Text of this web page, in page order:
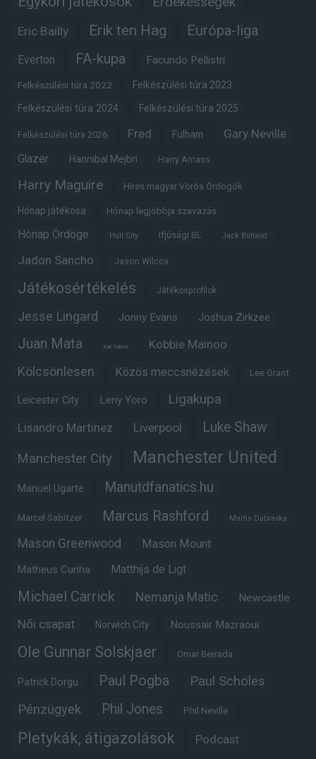
Eric Bailly Erik ten Hag Európa-liga
Everton FA-kupa Facundo Pellistri
Felkészülési túra 2022 Felkészülési túra 2023
Felkészülési túra 2024 Felkészülési túra 2025
Felkészülési túra 2026 Fred Fulham Gary Neville
Glazer Hannibal Mejbri Harry Amass
Harry Maguire Híres magyar Vörös Ördögök
Hónap játékosa Hónap legjobbja szavazás
Hónap Ördöge Hull City Ifjúsági BL Jack Butland
Jadon Sancho Jason Wilcox
Játékosértékelés Játékosprofilok
Jesse Lingard Jonny Evans Joshua Zirkzee
Juan Mata Karl Darlow Kobbie Mainoo
Kölcsönlesen Közös meccsnézések Lee Grant
Leicester City Leny Yoro Ligakupa
Lisandro Martinez Liverpool Luke Shaw
Manchester City Manchester United
Manuel Ugarte Manutdfanatics.hu
Marcel Sabitzer Marcus Rashford Martin Dubravka
Mason Greenwood Mason Mount
Matheus Cunha Matthijs de Ligt
Michael Carrick Nemanja Matic Newcastle
Női csapat Norwich City Noussair Mazraoui
Ole Gunnar Solskjaer Omar Berrada
Patrick Dorgu Paul Pogba Paul Scholes
Pénzügyek Phil Jones Phil Neville
Pletykák, átigazolások Podcast